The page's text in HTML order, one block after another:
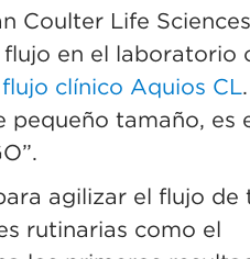
Coulter Life
en el laboratorio
clínico Aquios CL
tamaño, es
agilizar el flujo de
rutinarias como el